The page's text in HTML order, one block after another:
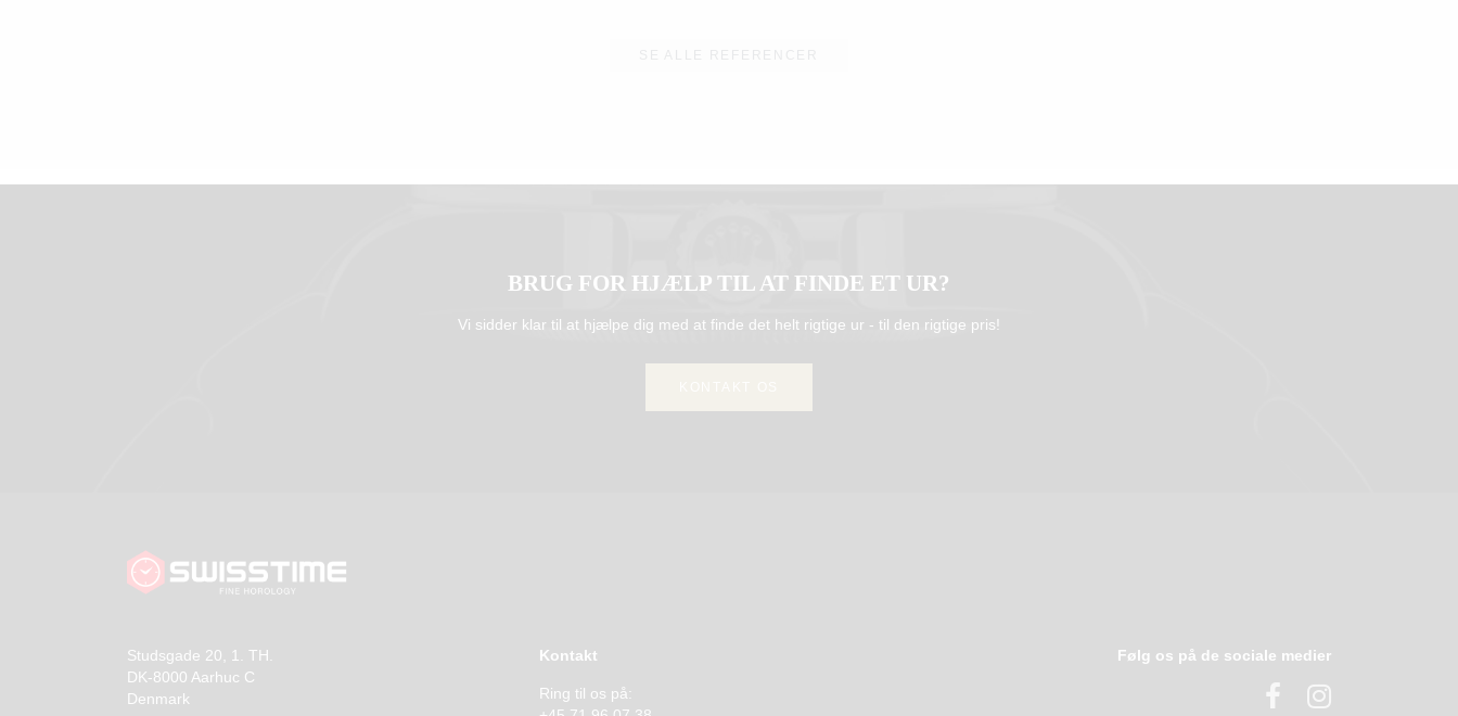
BRUG FOR HJÆLP TIL AT FINDE ET UR?
Vi sidder klar til at hjælpe dig med at finde det helt rigtige ur - til den rigtige pris!
Studsgade 20, 1. TH.
DK-8000 Aarhuc C
Denmark
Kontakt
Ring til os på:
Følg os på de sociale medier